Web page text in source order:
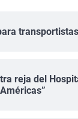
transportistas
reja del